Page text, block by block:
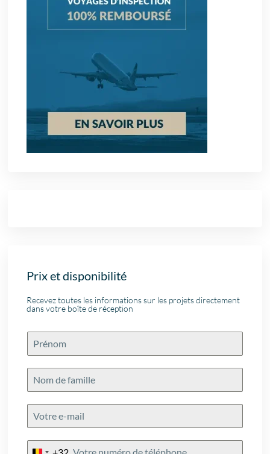
Prix et disponibilité
Recevez toutes les informations sur les projets directement
dans votre boîte de réception